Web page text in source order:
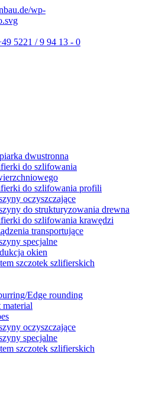
5221 / 9 94 13 - 0
dwustronna
do szlifowania
do szlifowania profili
oczyszczające
do strukturyzowania drewna
do szlifowania krawędzi
transportujące
specjalne
okien
szczotek szlifierskich
Edge rounding
material
oczyszczające
specjalne
szczotek szlifierskich